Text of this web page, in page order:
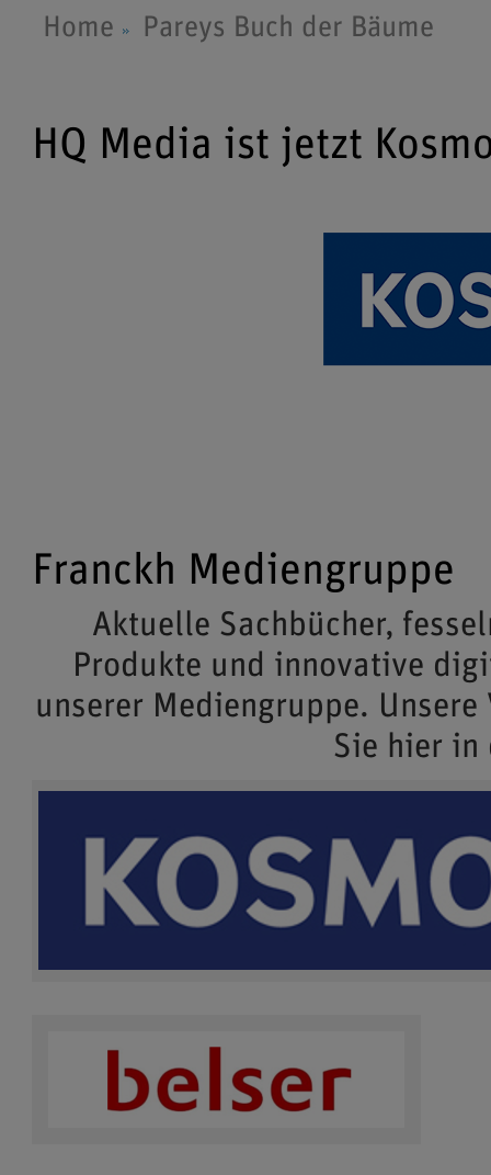
Home Pareys Buch der Bäume
HQ Media ist jetzt
Franckh Mediengruppe
Aktuelle Sachbücher,
Produkte und innovative
unserer Mediengruppe.
Sie hier in